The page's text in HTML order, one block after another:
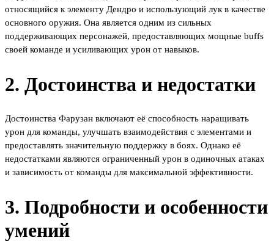
относящийся к элементу Дендро и использующий лук в качестве
основного оружия. Она является одним из сильных
поддерживающих персонажей, предоставляющих мощные buffs
своей команде и усиливающих урон от навыков.
2. Достоинства и недостатки
Достоинства Фарузан включают её способность наращивать
урон для команды, улучшать взаимодействия с элементами и
предоставлять значительную поддержку в боях. Однако её
недостатками являются ограниченный урон в одиночных атаках
и зависимость от команды для максимальной эффективности.
3. Подробности и особенности
умений